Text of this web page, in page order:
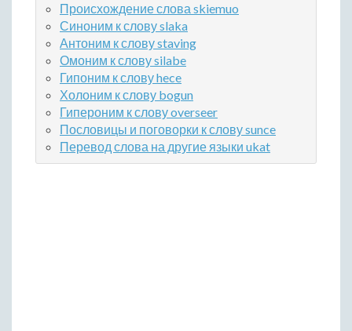
Происхождение слова skiemuo
Синоним к слову slaka
Антоним к слову staving
Омоним к слову silabe
Гипоним к слову hece
Холоним к слову bogun
Гипероним к слову overseer
Пословицы и поговорки к слову sunce
Перевод слова на другие языки ukat